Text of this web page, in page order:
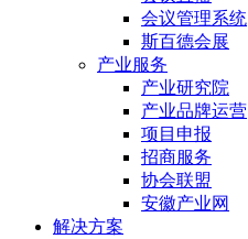
会议管理系统
斯百德会展
产业服务
产业研究院
产业品牌运营
项目申报
招商服务
协会联盟
安徽产业网
解决方案